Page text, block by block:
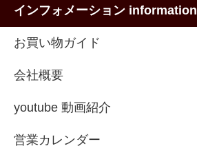
インフォメーション information
お買い物ガイド
会社概要
youtube 動画紹介
営業カレンダー